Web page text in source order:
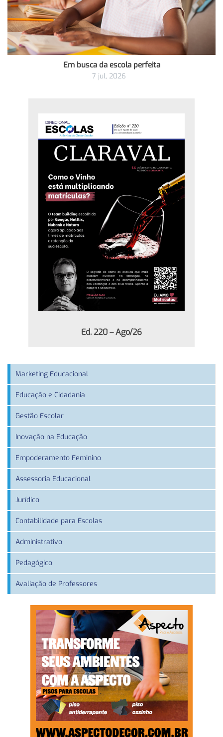
Em busca da escola perfeita
7 jul, 2026
Ed. 220 – Ago/26
Marketing Educacional
Educação e Cidadania
Gestão Escolar
Inovação na Educação
Empoderamento Feminino
Assessoria Educacional
Jurídico
Contabilidade para Escolas
Administrativo
Pedagógico
Avaliação de Professores